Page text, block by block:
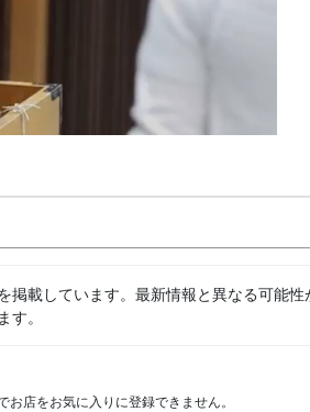
載しています。最新情報と異なる可能性
す。
店をお気に入りに登録できません。